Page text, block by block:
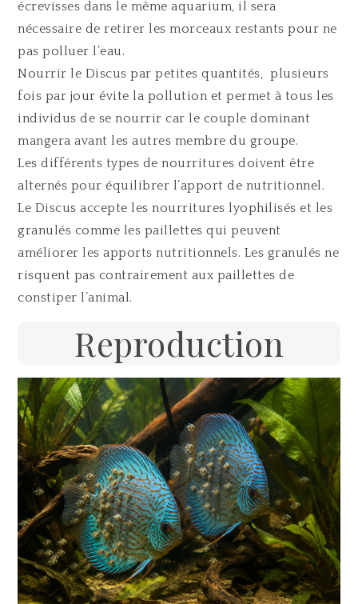
écrevisses dans le même aquarium, il sera
nécessaire de retirer les morceaux restants pour ne
pas polluer l’eau.
Nourrir le Discus par petites quantités, plusieurs
fois par jour évite la pollution et permet à tous les
individus de se nourrir car le couple dominant
mangera avant les autres membre du groupe.
Les différents types de nourritures doivent être
alternés pour équilibrer l’apport de nutritionnel.
Le Discus accepte les nourritures lyophilisés et les
granulés comme les paillettes qui peuvent
améliorer les apports nutritionnels. Les granulés ne
risquent pas contrairement aux paillettes de
constiper l’animal.
Reproduction